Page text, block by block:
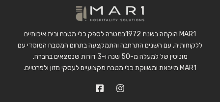
MAR1 הוקמה בשנת 1972במטרה לספק כלי מטבח ובית איכותיים
ללקוחותיה, עם השנים התרחבה והתמקצעה בתחום המטבח המוסדי עם
מוניטין של למעלה מ-50 שנה ו-3 דורות שנמצאים בחברה.
MAR1 מייבאת ומשווקת כלי מטבח מקצועיים לעסקי מזון ולפרטיים.